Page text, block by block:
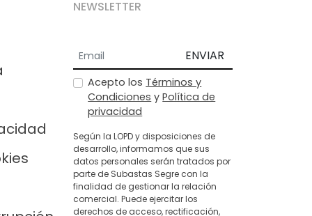
NEWSLETTER
ENVIAR
Acepto los Términos y
Condiciones yPolítica de
privacidad
Según la LOPD y disposiciones de
desarrollo, informamos que sus
datos personales serán tratados por
parte de Subastas Segre con la
finalidad de gestionar la relación
comercial. Puede ejercitar los
derechos de acceso, rectificación,